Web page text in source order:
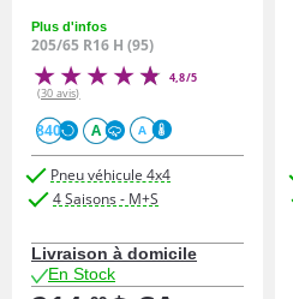
Plus d'infos
205/65 R16 H (95)
4,8/5
(30 avis)
840 A A
Pneu véhicule 4x4
4 Saisons - M+S
Livraison à domicile
En Stock